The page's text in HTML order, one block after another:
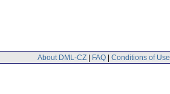
About DML-CZ | FAQ | Conditions of Use